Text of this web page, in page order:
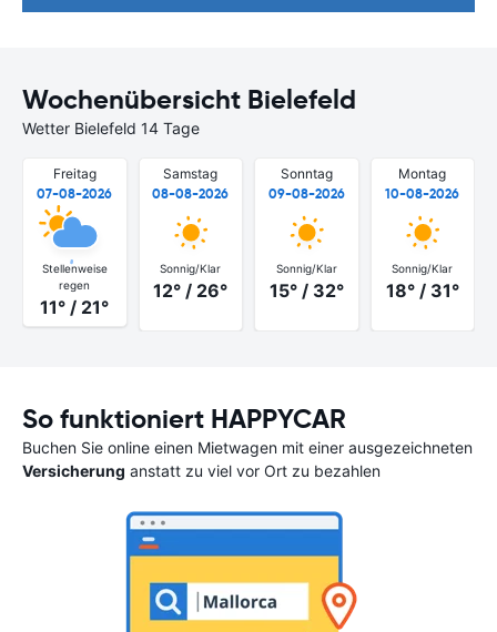
Wochenübersicht Bielefeld
Wetter Bielefeld 14 Tage
Freitag
07-08-2026
Stellenweise
regen
11° / 21°
Samstag
08-08-2026
Sonnig/Klar
12° / 26°
Sonntag
09-08-2026
Sonnig/Klar
15° / 32°
Montag
10-08-2026
Sonnig/Klar
18° / 31°
So funktioniert HAPPYCAR
Buchen Sie online einen Mietwagen mit einer ausgezeichneten
Versicherung anstatt zu viel vor Ort zu bezahlen